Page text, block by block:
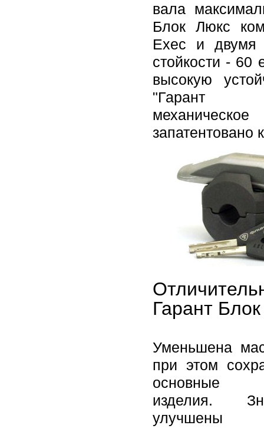
вала
Блок Люкс
Exec и двумя
стойкости - 60
высокую
запатентовано
Гарант
Уменьшена
при этом
основные
изделия.
улучшены